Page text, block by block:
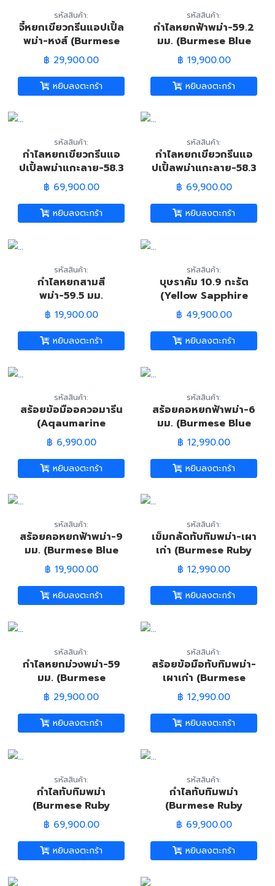
รหัสสินค้า:
จี้หยกเขียวกรีนแอปเปิ้ล
พม่า-หงส์ (Burmese
Apple Green Jadeite
Jade-Phoenix
Pandant)
฿ 29,900.00
หยิบลงตะกร้า
รหัสสินค้า:
กำไลหยกฟ้าพม่า-59.2
มม. (Burmese Blue
Jade Bangle)
฿ 19,900.00
หยิบลงตะกร้า
รหัสสินค้า:
กำไลหยกเขียวกรีนแอ
ปเปิ้ลพม่าแกะลาย-58.3
มม. (Burmese Green
Jadeite Jade
Bangle)
฿ 69,900.00
หยิบลงตะกร้า
รหัสสินค้า:
กำไลหยกเขียวกรีนแอ
ปเปิ้ลพม่าแกะลาย-58.3
มม. (Burmese Green
Jadeite Jade
Bangle)
฿ 69,900.00
หยิบลงตะกร้า
รหัสสินค้า:
กำไลหยกสามสี
พม่า-59.5 มม.
(Burmese Tri-Color
Jade Bangle)
฿ 19,900.00
หยิบลงตะกร้า
รหัสสินค้า:
บุษราคัม 10.9 กะรัต
(Yellow Sapphire
Gem Pill)
฿ 49,900.00
หยิบลงตะกร้า
รหัสสินค้า:
สร้อยข้อมืออควอมารีน
(Aqaumarine
Bracelet)
฿ 6,990.00
หยิบลงตะกร้า
รหัสสินค้า:
สร้อยคอหยกฟ้าพม่า-6
มม. (Burmese Blue
Jade Necklace)
฿ 12,990.00
หยิบลงตะกร้า
รหัสสินค้า:
สร้อยคอหยกฟ้าพม่า-9
มม. (Burmese Blue
Jade Necklace)
฿ 19,900.00
หยิบลงตะกร้า
รหัสสินค้า:
เข็มกลัดทับทิมพม่า-เผา
เก่า (Burmese Ruby
Brooch)
฿ 12,990.00
หยิบลงตะกร้า
รหัสสินค้า:
กำไลหยกม่วงพม่า-59
มม. (Burmese
Lavender Jade
Bangle)
฿ 29,900.00
หยิบลงตะกร้า
รหัสสินค้า:
สร้อยข้อมือทับทิมพม่า-
เผาเก่า (Burmese
Ruby Bracelace)
฿ 12,990.00
หยิบลงตะกร้า
รหัสสินค้า:
กำไลทับทิมพม่า
(Burmese Ruby
Bangle)
฿ 69,900.00
หยิบลงตะกร้า
รหัสสินค้า:
กำไลทับทิมพม่า
(Burmese Ruby
Bangle)
฿ 69,900.00
หยิบลงตะกร้า